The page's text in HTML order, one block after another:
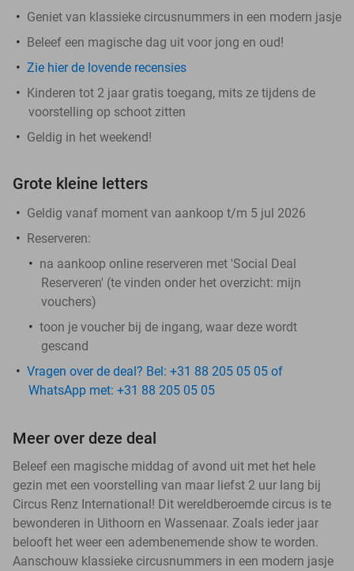
Geniet van klassieke circusnummers in een modern jasje
Beleef een magische dag uit voor jong en oud!
Zie hier de lovende recensies
Kinderen tot 2 jaar gratis toegang, mits ze tijdens de
voorstelling op schoot zitten
Geldig in het weekend!
Grote kleine letters
Geldig vanaf moment van aankoop t/m 5 jul 2026
Reserveren:
na aankoop online reserveren met 'Social Deal
Reserveren' (te vinden onder het overzicht: mijn
vouchers)
toon je voucher bij de ingang, waar deze wordt
gescand
Vragen over de deal? Bel: +31 88 205 05 05 of
WhatsApp met: +31 88 205 05 05
Meer over deze deal
Beleef een magische middag of avond uit met het hele
gezin met een voorstelling van maar liefst 2 uur lang bij
Circus Renz International! Dit wereldberoemde circus is te
bewonderen in Uithoorn en Wassenaar. Zoals ieder jaar
belooft het weer een adembenemende show te worden.
Aanschouw klassieke circusnummers in een modern jasje